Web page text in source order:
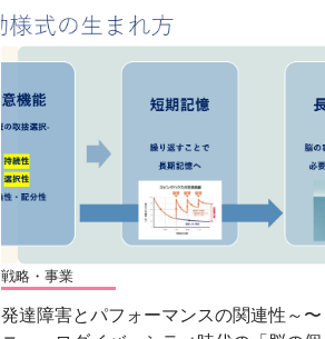
戦略・事業
発達障害とパフォーマンスの関連性～〜